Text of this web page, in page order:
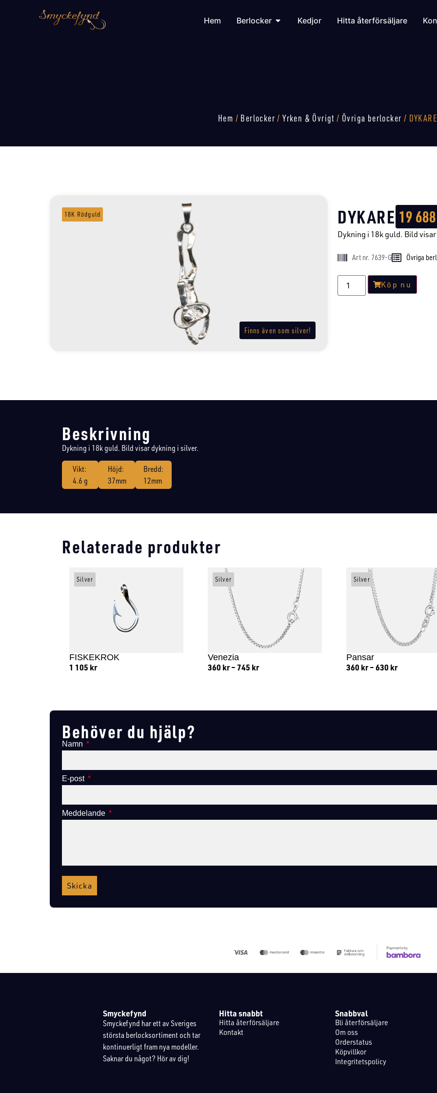
Hem Berlocker Kedjor Hitta återförsäljare
Hem / Berlocker /Yrken & Övrigt / Övriga berlocker / DYKARE
Finns även som silver!
18K Rödguld DYKARE 19 688
Dykning i 18k guld. Bild
Art nr. 7639-G Övriga
Köp nu
Beskrivning
Dykning i 18k guld. Bild visar dykning i silver.
Vikt:
4.6 g
Höjd:
37mm
Bredd:
12mm
Relaterade produkter
FISKEKROK
1 105 kr
Silver
Venezia
360 kr –745 kr
Silver
Pansar
360 kr –630 kr
Silver
Behöver du hjälp?
Namn
E-post
Meddelande
Skicka
Smyckefynd
Smyckefynd har ett av Sveriges
största berlocksortiment och tar
kontinuerligt fram nya modeller.
Saknar du något? Hör av dig!
Hitta snabbt
Hitta återförsäljare
Kontakt
Snabbval
Bli återförsäljare
Om oss
Orderstatus
Köpvillkor
Integritetspolicy